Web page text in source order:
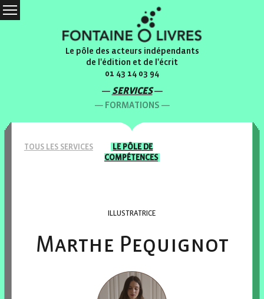
Le pôle des acteurs indépendants
de l'édition et de l'écrit
01 43 14 03 94
SERVICES
FORMATIONS
TOUS LES SERVICES LE PÔLEDE
COMPÉTENCES
ILLUSTRATRICE
Marthe Pequignot